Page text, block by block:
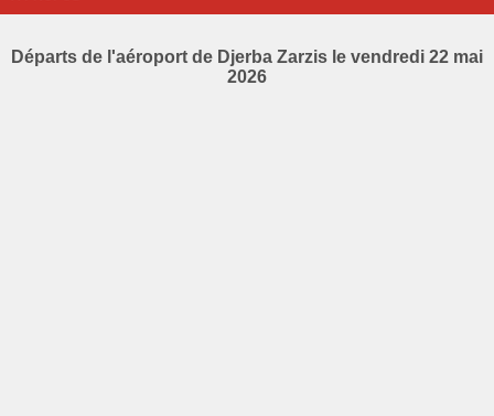
Départs de l'aéroport de Djerba Zarzis le vendredi 22 mai
2026